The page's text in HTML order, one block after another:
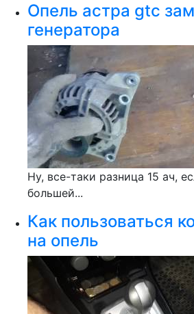
Опель астра gtc
генератора
Ну, все-таки разница 15 ач,
большей...
Как пользоваться
на опель